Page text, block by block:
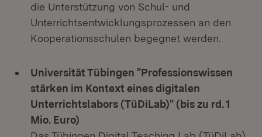
die Unterstützung von Schul- und
Unterrichtsentwicklungsprozessen an den
Kooperationsschulen begegnet werden.
Universität Tübingen "Professionswissen
stärken im Kontext eines digitalen
Unterrichtslabors (TüDiLab)" (bis zu rd. 1
Mio. Euro)